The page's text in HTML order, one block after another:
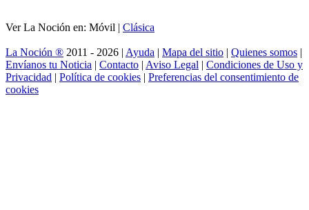
Ver La Noción en: Móvil | Clásica
La Noción ® 2011 - 2026 | Ayuda | Mapa del sitio | Quienes somos |
Envíanos tu Noticia | Contacto | Aviso Legal | Condiciones de Uso y
Privacidad | Política de cookies | Preferencias del consentimiento de
cookies